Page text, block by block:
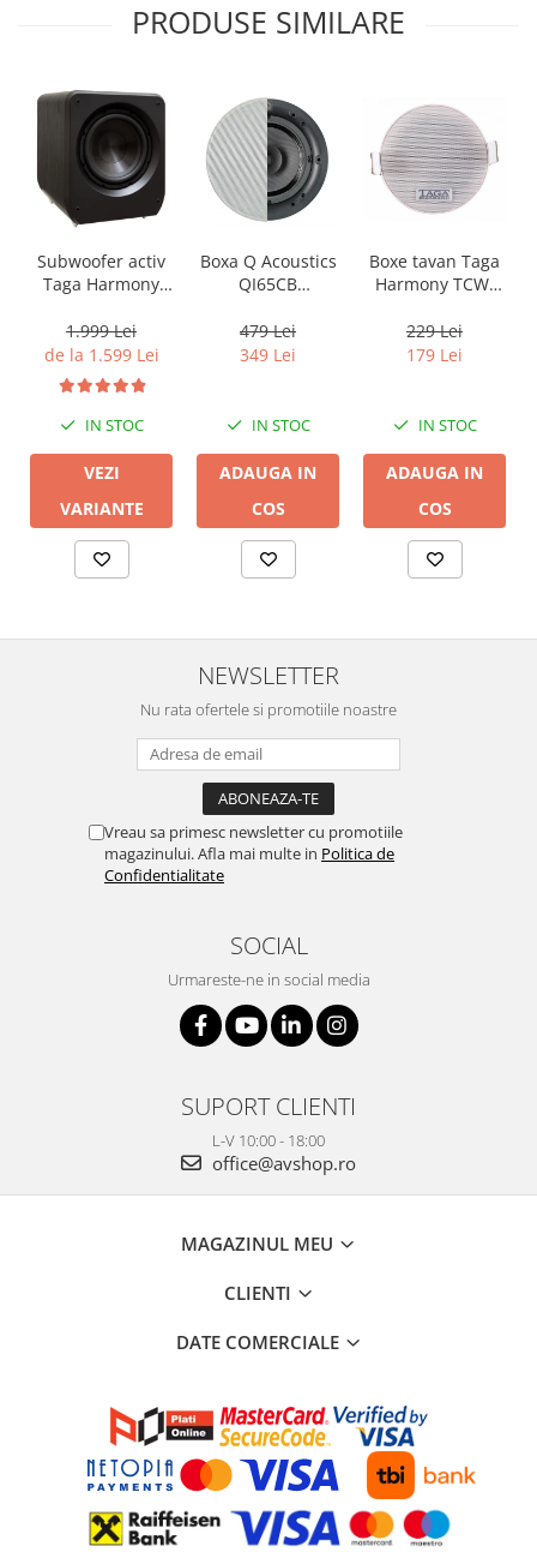
PRODUSE SIMILARE
Subwoofer activ
Taga Harmony
v3
1.999 Lei
de la 1.599 Lei
IN STOC
VEZI
VARIANTE
Boxa Q Acoustics
QI65CB
Ceiling (1 buc)
479 Lei
349 Lei
IN STOC
ADAUGA IN
COS
Boxe tavan Taga
Harmony TCW-
229 Lei
179 Lei
IN STOC
ADAUGA IN
COS
NEWSLETTER
Nu rata ofertele si promotiile noastre
Vreau sa primesc newsletter cu promotiile
magazinului. Afla mai multe in Politica de
Confidentialitate
SOCIAL
Urmareste-ne in social media
SUPORT CLIENTI
L-V 10:00 - 18:00
office@avshop.ro
MAGAZINUL MEU
CLIENTI
DATE COMERCIALE